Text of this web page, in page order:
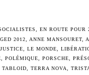
EN ROUTE POUR
2012 ANNE MANSOURET
JUSTICE LE MONDE
POLÉMIQUE PORSCHE
TABLOID TERRA NOVA